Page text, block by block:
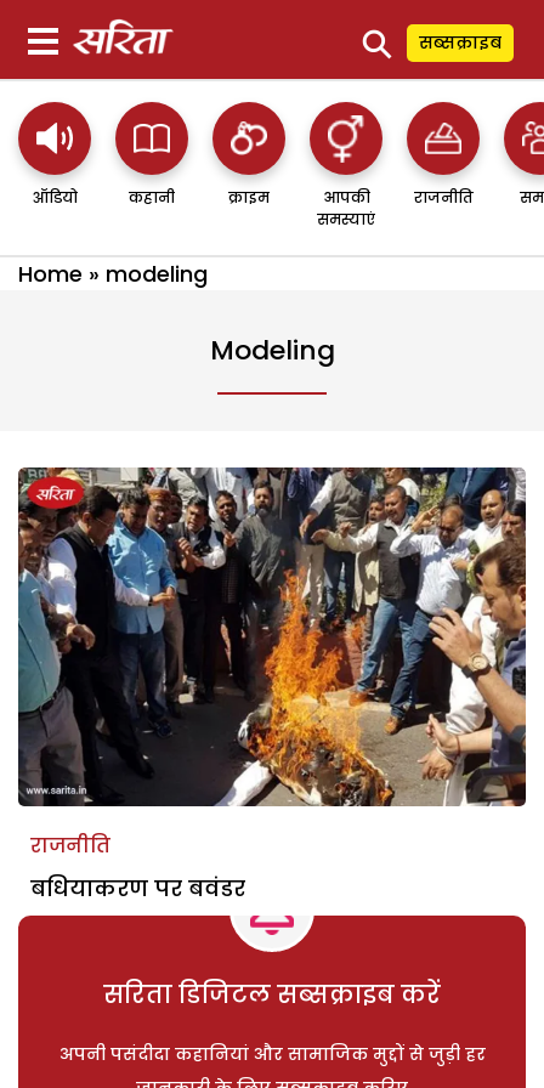
⚲ सब्सक्राइब
ऑडियो कहानी क्राइम
आपकी
समस्याएं
राजनीति
Home » modeling
Modeling
राजनीति
बधियाकरण पर बवंडर
सरिता डिजिटल सब्सक्राइब करें
अपनी पसंदीदा कहानियां और सामाजिक मुद्दों से जुड़ी हर